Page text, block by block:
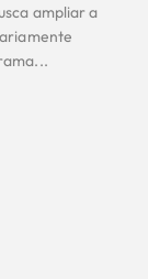
ampliar a